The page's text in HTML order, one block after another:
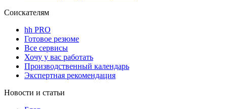
Соискателям
hh PRO
Готовое резюме
Все сервисы
Хочу у вас работать
Производственный календарь
Экспертная рекомендация
Новости и статьи